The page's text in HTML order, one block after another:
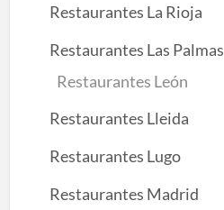
Restaurantes La Rioja
Restaurantes Las Palmas
Restaurantes León
Restaurantes Lleida
Restaurantes Lugo
Restaurantes Madrid